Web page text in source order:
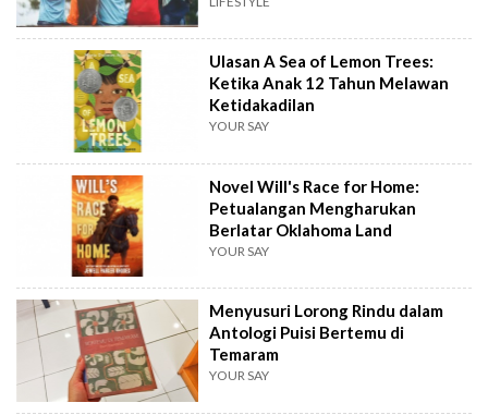
Ulasan A Sea of Lemon Trees:
Ketika Anak 12 Tahun Melawan
Ketidakadilan
YOUR SAY
Novel Will's Race for Home:
Petualangan Mengharukan
Berlatar Oklahoma Land
YOUR SAY
Menyusuri Lorong Rindu dalam
Antologi Puisi Bertemu di
Temaram
YOUR SAY